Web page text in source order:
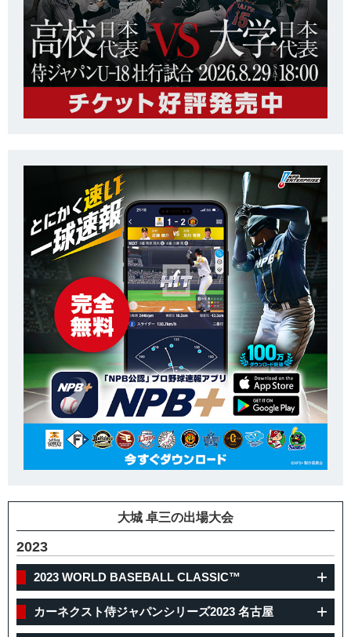
大城 卓三の出場大会
2023
2023 WORLD BASEBALL CLASSIC™
カーネクスト侍ジャパンシリーズ2023 名古屋